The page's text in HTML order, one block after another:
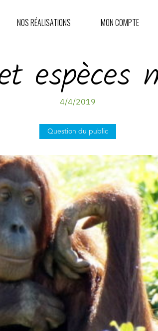
NOS RÉALISATIONS MON COMPTE
espèces
4/4/2019
Question du public